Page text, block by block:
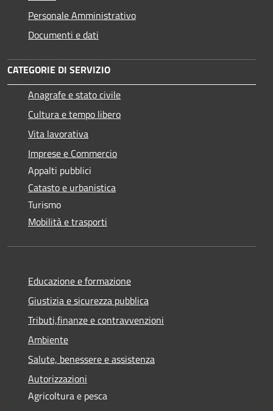
Personale Amministrativo
Documenti e dati
CATEGORIE DI SERVIZIO
Anagrafe e stato civile
Cultura e tempo libero
Vita lavorativa
Imprese e Commercio
Appalti pubblici
Catasto e urbanistica
Turismo
Mobilità e trasporti
Educazione e formazione
Giustizia e sicurezza pubblica
Tributi,finanze e contravvenzioni
Ambiente
Salute, benessere e assistenza
Autorizzazioni
Agricoltura e pesca